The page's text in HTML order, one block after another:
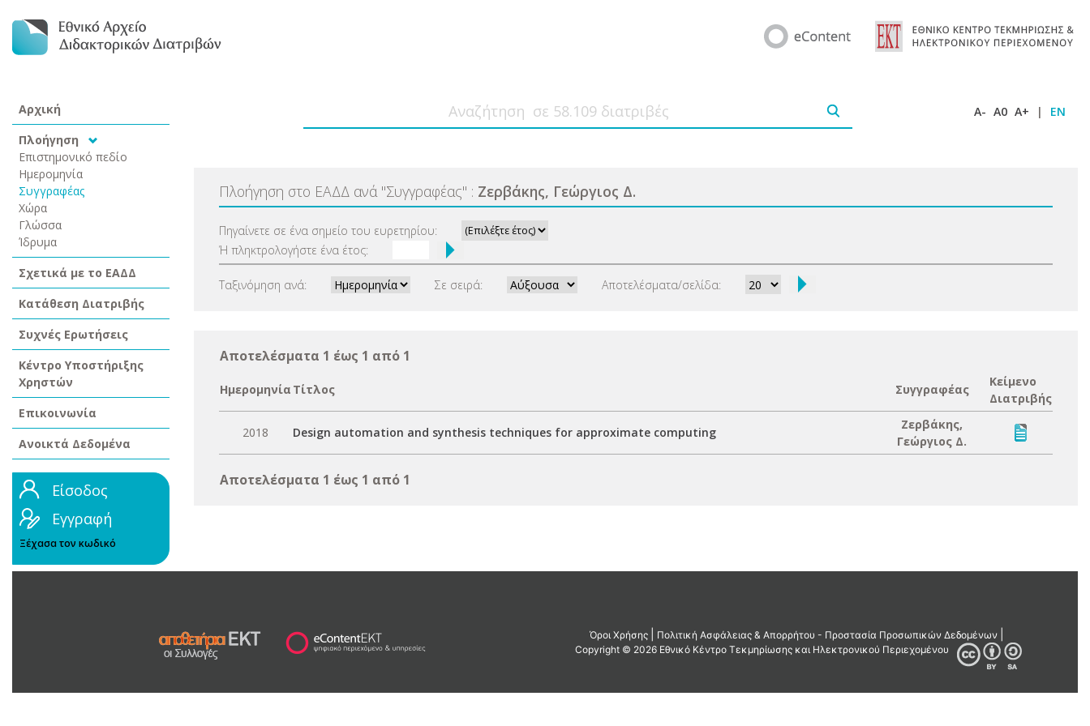
Αρχική
Πλοήγηση
Επιστημονικό πεδίο
Ημερομηνία
Συγγραφέας
Χώρα
Γλώσσα
Ίδρυμα
Σχετικά με το ΕΑΔΔ
Κατάθεση Διατριβής
Συχνές Ερωτήσεις
Κέντρο Υποστήριξης
Χρηστών
Επικοινωνία
Ανοικτά Δεδομένα
Είσοδος
Εγγραφή
Ξέχασα τον κωδικό
A- A0 A+ | EN
Πλοήγηση στο ΕΑΔΔ ανά "Συγγραφέας" : Ζερβάκης, Γεώργιος Δ.
Πηγαίνετε σε ένα σημείο του ευρετηρίου:
Ή πληκτρολογήστε ένα έτος:
Ταξινόμηση ανά: Σε σειρά: Αποτελέσματα/σελίδα:
Αποτελέσματα 1 έως 1 από 1
Ημερομηνία Τίτλος Συγγραφέας
Κείμενο
Διατριβής
2018 Design automation and synthesis techniques for approximate computing
Ζερβάκης,
Γεώργιος Δ.
Αποτελέσματα 1 έως 1 από 1